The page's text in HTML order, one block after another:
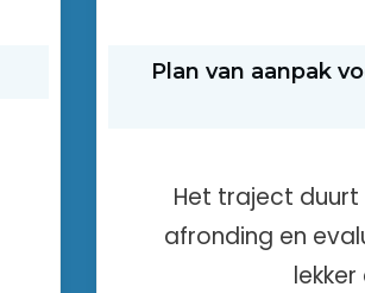
Plan van aanpak
Het traject
afronding en